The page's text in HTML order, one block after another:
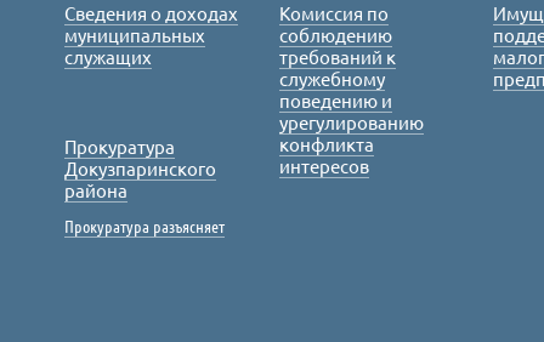
Сведения о доходах
муниципальных
служащих
Комиссия по
соблюдению
требований к
служебному
поведению и
урегулированию
конфликта
интересов
Прокуратура
Докузпаринского
района
Прокуратура разъясняет